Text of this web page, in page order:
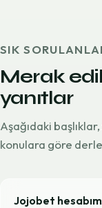
SIK
Merak
yanıtlar
Aşağıdaki
konulara göre
Jojobet